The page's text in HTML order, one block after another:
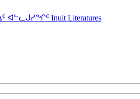
ᐊᓪᓚᒍᓯᖏᑦ Inuit Literatures